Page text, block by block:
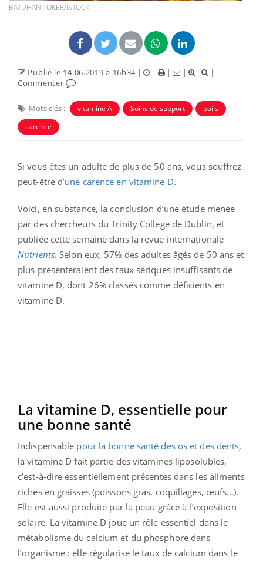
BATUHAN TOKER/ISTOCK
Publié le 14.06.2019 à 16h34 | | | |
|
Commenter
Mots clés : vitamine A Soins de support
poils
carence
Si vous êtes un adulte de plus de 50 ans, vous souffrez
peut-être d’une carence en vitamine D.
Voici, en substance, la conclusion d’une étude menée
par des chercheurs du Trinity College de Dublin, et
publiée cette semaine dans la revue internationale
Nutrients. Selon eux, 57% des adultes âgés de 50 ans et
plus présenteraient des taux sériques insuffisants de
vitamine D, dont 26% classés comme déficients en
vitamine D.
La vitamine D, essentielle pour
une bonne santé
Indispensable pour la bonne santé des os et des dents,
la vitamine D fait partie des vitamines liposolubles,
c’est-à-dire essentiellement présentes dans les aliments
riches en graisses (poissons gras, coquillages, œufs…).
Elle est aussi produite par la peau grâce à l’exposition
solaire. La vitamine D joue un rôle essentiel dans le
métabolisme du calcium et du phosphore dans
l’organisme : elle régularise le taux de calcium dans le